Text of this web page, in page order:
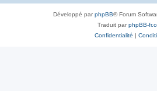
Développé parphpBB® Forum
Traduit parphpBB-
Confidentialité |